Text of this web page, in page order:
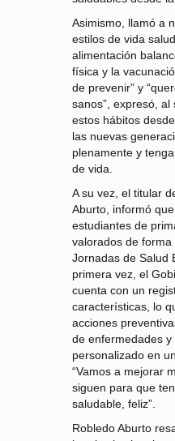
Asimismo, llamó a
estilos de vida
alimentación
física y la
de prevenir” y
sanos”, expresó,
estos hábitos
las nuevas
plenamente y
de vida.
A su vez, el titular
Aburto, informó
estudiantes de
valorados de
Jornadas de Salud
primera vez, el
cuenta con un
características, lo
acciones
de enfermedades y
personalizado en
“Vamos a mejorar
siguen para que
saludable, feliz”.
Robledo Aburto